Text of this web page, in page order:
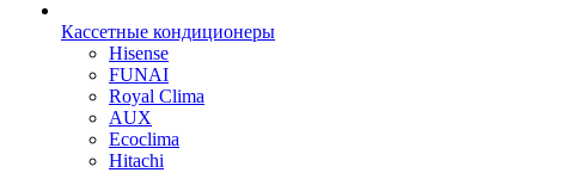
Кассетные кондиционеры
Hisense
FUNAI
Royal Clima
AUX
Ecoclima
Hitachi